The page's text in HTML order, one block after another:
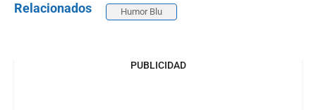
Relacionados Humor Blu
PUBLICIDAD